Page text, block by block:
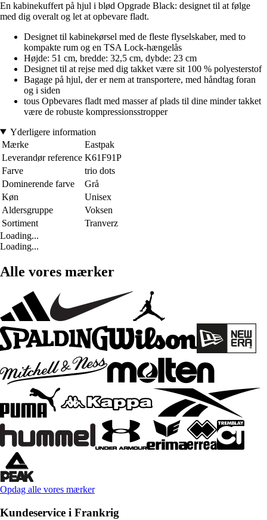
En kabinekuffert på hjul i blød Opgrade Black: designet til at følge
med dig overalt og let at opbevare fladt.
Designet til kabinekørsel med de fleste flyselskaber, med to
kompakte rum og en TSA Lock-hængelås
Højde: 51 cm, bredde: 32,5 cm, dybde: 23 cm
Designet til at rejse med dig takket være sit 100 % polyesterstof
Bagage på hjul, der er nem at transportere, med håndtag foran
og i siden
tous Opbevares fladt med masser af plads til dine minder takket
være de robuste kompressionsstropper
Yderligere information
Mærke
Eastpak
Leverandør reference K61F91P
Farve
trio dots
Dominerende farve
Grå
Køn
Unisex
Aldersgruppe
Voksen
Sortiment
Tranverz
Loading...
Loading...
Alle vores mærker
Opdag alle vores mærker
Kundeservice i Frankrig